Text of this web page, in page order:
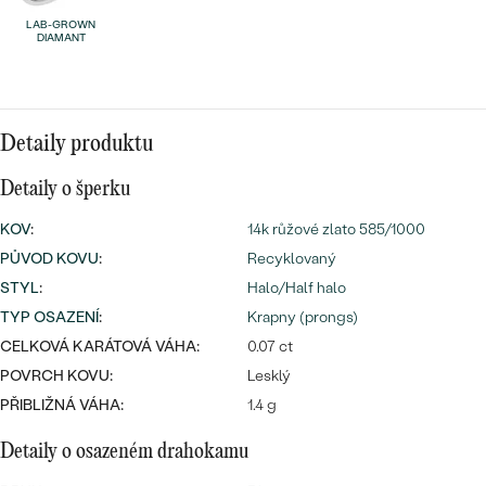
Wave kolekce
PROHLÉDNOUT
PODLE TVARU KAMENE
DIAMANTY
přívěsky
OBJEVIT
Nejprodávanější
prsteny
LAB-GROWN
DIAMANT
Detaily produktu
Detaily o šperku
KOV:
14k růžové zlato 585/1000
PŮVOD KOVU:
Recyklovaný
STYL:
Halo/Half halo
TYP OSAZENÍ:
Krapny (prongs)
CELKOVÁ KARÁTOVÁ VÁHA:
0.07 ct
POVRCH KOVU:
Lesklý
PŘIBLIŽNÁ VÁHA:
1.4 g
Detaily o osazeném drahokamu